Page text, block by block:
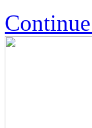
Continue